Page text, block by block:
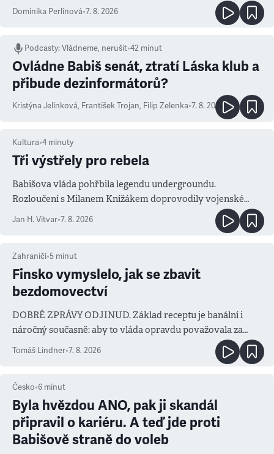
Dominika Perlínová•7. 8. 2026
Podcasty:Vládneme, nerušit•42 minut
Ovládne Babiš senát, ztratí Láska klub a
přibude dezinformátorů?
Kristýna Jelínková, František Trojan, Filip Zelenka•7. 8. 2026
Kultura•4 minuty
Tři výstřely pro rebela
Babišova vláda pohřbila legendu undergroundu.
Rozloučení s Milanem Knížákem doprovodily vojenské
salvy i kritika pokrokářů
Jan H. Vitvar•7. 8. 2026
Zahraničí•5 minut
Finsko vymyslelo, jak se zbavit
bezdomovectví
DOBRÉ ZPRÁVY ODJINUD. Základ receptu je banální i
náročný současně: aby to vláda opravdu považovala za
prioritu
Tomáš Lindner•7. 8. 2026
Česko•6 minut
Byla hvězdou ANO, pak ji skandál
připravil o kariéru. A teď jde proti
Babišově straně do voleb